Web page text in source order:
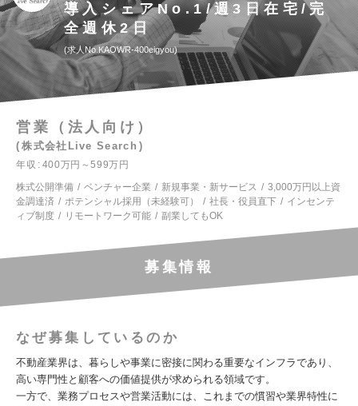
導入シェアNo.1/週3日在宅/完
全週休2日
求人No.KAOWR-400eigyou
営業（法人向け）
株式会社Live Search
年収
400万円～599万円
株式公開準備
ベンチャー企業 新規事業・新サービス
3,000万円以上資
金調達済
ポテンシャル採用（未経験可） 社長・役員直下
インセンテ
ィブ制度
リモートワーク可能 副業してもOK
募集情報
なぜ募集しているのか
不動産業界は、暮らしや事業に密接に関わる重要なインフラであり、
高い専門性と顧客への価値提供が求められる領域です。
一方で、業務プロセスや営業活動には、これまでの慣習や業界特性に